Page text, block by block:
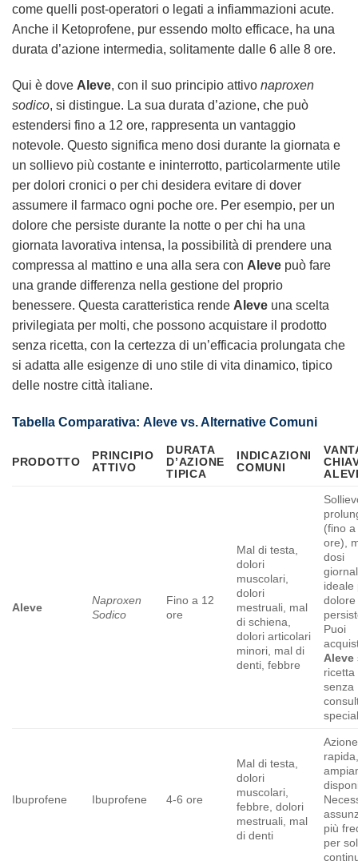
come quelli post-operatori o legati a infiammazioni acute.
Anche il Ketoprofene, pur essendo molto efficace, ha una
durata d’azione intermedia, solitamente dalle 6 alle 8 ore.
Qui è dove Aleve, con il suo principio attivo naproxen
sodico, si distingue. La sua durata d’azione, che può
estendersi fino a 12 ore, rappresenta un vantaggio
notevole. Questo significa meno dosi durante la giornata e
un sollievo più costante e ininterrotto, particolarmente utile
per dolori cronici o per chi desidera evitare di dover
assumere il farmaco ogni poche ore. Per esempio, per un
dolore che persiste durante la notte o per chi ha una
giornata lavorativa intensa, la possibilità di prendere una
compressa al mattino e una alla sera con Aleve può fare
una grande differenza nella gestione del proprio
benessere. Questa caratteristica rende Aleve una scelta
privilegiata per molti, che possono acquistare il prodotto
senza ricetta, con la certezza di un’efficacia prolungata che
si adatta alle esigenze di uno stile di vita dinamico, tipico
delle nostre città italiane.
Tabella Comparativa: Aleve vs. Alternative Comuni
PRODOTTO
PRINCIPIO
ATTIVO
DURATA
D’AZIONE
TIPICA
INDICAZIONI
COMUNI
Aleve
Naproxen
Sodico
Fino a 12
ore
Mal di testa,
dolori
muscolari,
dolori
mestruali, mal
di schiena,
dolori articolari
minori, mal di
denti, febbre
(fino
ore),
dosi
ideale
dolore
Puoi
Aleve
ricetta
senza
Ibuprofene Ibuprofene 4-6 ore
Mal di testa,
dolori
muscolari,
febbre, dolori
mestruali, mal
di denti
Azione
più
per